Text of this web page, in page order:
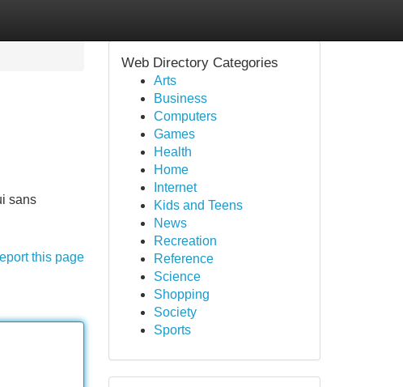
sans
this page
Web Directory Categories
Arts
Business
Computers
Games
Health
Home
Internet
Kids and Teens
News
Recreation
Reference
Science
Shopping
Society
Sports